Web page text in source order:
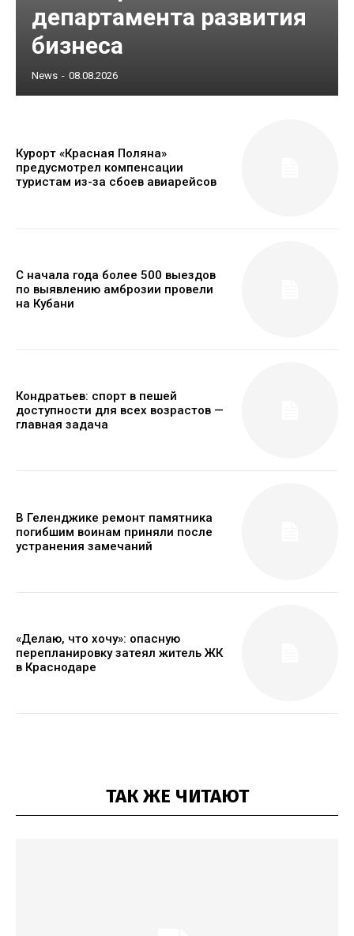
департамента развития
бизнеса
News - 08.08.2026
Курорт «Красная Поляна»
предусмотрел компенсации
туристам из-за сбоев авиарейсов
С начала года более 500 выездов
по выявлению амброзии провели
на Кубани
Кондратьев: спорт в пешей
доступности для всех возрастов —
главная задача
В Геленджике ремонт памятника
погибшим воинам приняли после
устранения замечаний
«Делаю, что хочу»: опасную
перепланировку затеял житель ЖК
в Краснодаре
ТАК ЖЕ ЧИТАЮТ